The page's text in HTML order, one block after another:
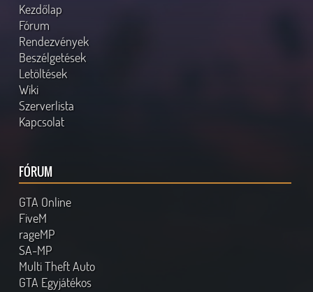
Kezdőlap
Fórum
Rendezvények
Beszélgetések
Letöltések
Wiki
Szerverlista
Kapcsolat
FÓRUM
GTA Online
FiveM
rageMP
SA-MP
Multi Theft Auto
GTA Egyjátékos